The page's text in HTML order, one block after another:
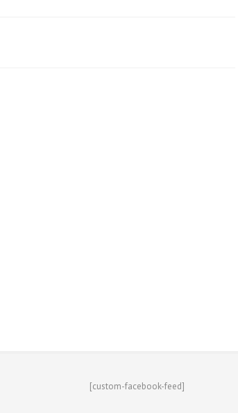
[custom-facebook-feed]